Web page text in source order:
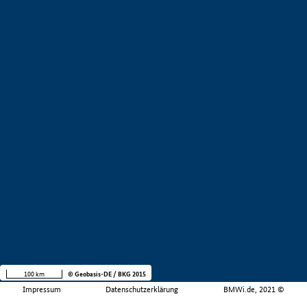
Impressum Datenschutzerklärung BMWi.de, 2021 ©
100 km © Geobasis-DE / BKG 2015